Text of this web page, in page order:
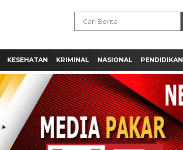
KESEHATAN KRIMINAL NASIONAL PENDIDIKAN